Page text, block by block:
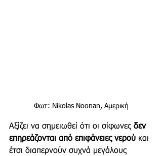
Φωτ: Nikolas Noonan, Αμερική
Αξίζει να σημειωθεί ότι οι σίφωνες δεν
επηρεάζονται από επιφάνειες νερού και
έτσι διαπερνούν συχνά μεγάλους